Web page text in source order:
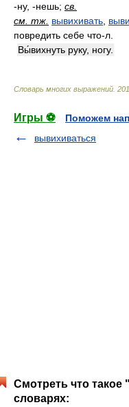
-ну, -нешь; св.
см. тж. вывихивать
повредить себе что-л.
Вы́вихнуть руку, ногу.
Словарь многих выражений
Игры ⚽
Поможем
вывихиваться
Смотреть что
словарях: